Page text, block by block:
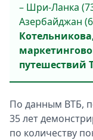
– Шри-Ланка
Азербайджан
путешествий
По данным ВТБ,
35 лет
по количеству